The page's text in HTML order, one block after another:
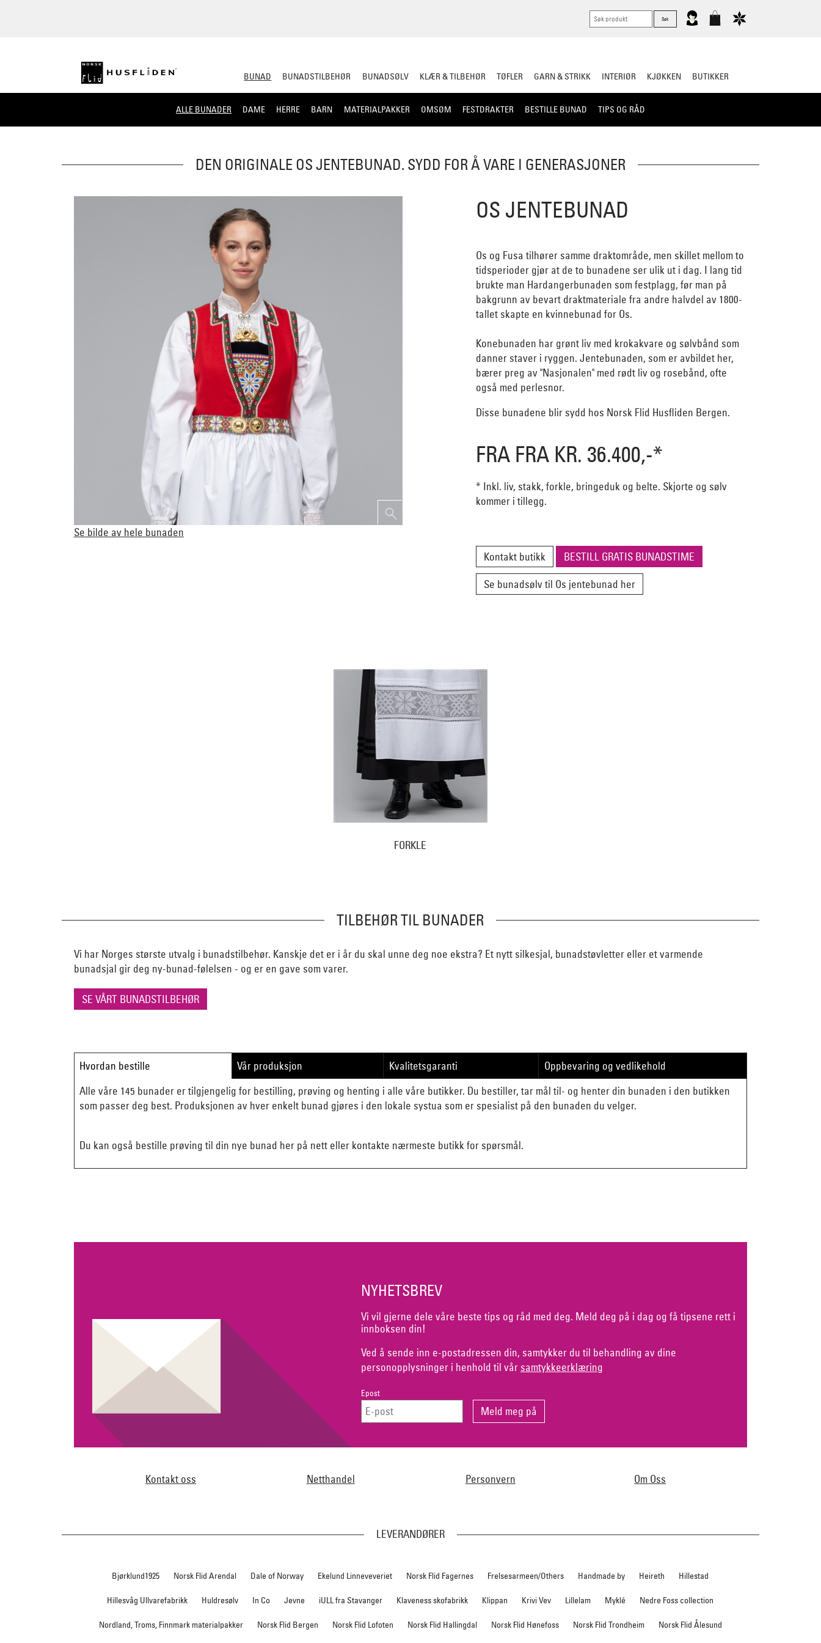
BUNAD
ALLE BUNADER DAME HERRE BARN MATERIALPAKKER OMSØM FESTDRAKTER BESTILLE BUNAD TIPS OG RÅD
BUNADSTILBEHØR BUNADSØLV KLÆR & TILBEHØR TØFLER GARN & STRIKK INTERIØR KJØKKEN BUTIKKER
DEN ORIGINALE OS JENTEBUNAD. SYDD FOR Å VARE I GENERASJONER
Se bilde av hele bunaden
OS JENTEBUNAD
Os og Fusa tilhører samme draktområde, men skillet mellom to
tidsperioder gjør at de to bunadene ser ulik ut i dag. I lang tid
brukte man Hardangerbunaden som festplagg, før man på
bakgrunn av bevart draktmateriale fra andre halvdel av 1800-
tallet skapte en kvinnebunad for Os.
Konebunaden har grønt liv med krokakvare og sølvbånd som
danner staver i ryggen. Jentebunaden, som er avbildet her,
bærer preg av "Nasjonalen" med rødt liv og rosebånd, ofte
også med perlesnor.
Disse bunadene blir sydd hos Norsk Flid Husfliden Bergen.
FRA FRA KR. 36.400,-*
* Inkl. liv, stakk, forkle, bringeduk og belte. Skjorte og sølv
kommer i tillegg.
Kontakt butikk BESTILL GRATIS BUNADSTIME
Se bunadsølv til Os jentebunad her
FORKLE
TILBEHØR TIL BUNADER
Vi har Norges største utvalg i bunadstilbehør. Kanskje det er i år du skal unne deg noe ekstra? Et nytt silkesjal, bunadstøvletter eller et varmende
bunadsjal gir deg ny-bunad-følelsen - og er en gave som varer.
SE VÅRT BUNADSTILBEHØR
Hvordan bestille Vår produksjon Kvalitetsgaranti
Oppbevaring og vedlikehold
Alle våre 145 bunader er tilgjengelig for bestilling, prøving og henting i alle våre butikker. Du bestiller, tar mål til- og henter din bunaden i den butikken
som passer deg best. Produksjonen av hver enkelt bunad gjøres i den lokale systua som er spesialist på den bunaden du velger.
Du kan også bestille prøving til din nye bunad her på nett eller kontakte nærmeste butikk for spørsmål.
NYHETSBREV
Vi vil gjerne dele våre beste tips og råd med deg. Meld deg på i dag og få tipsene rett i
innboksen din!
Ved å sende inn e-postadressen din, samtykker du til behandling av dine
personopplysninger i henhold til vår samtykkeerklæring
Epost
Kontakt oss Netthandel Personvern Om Oss
LEVERANDØRER
Bjørklund1925 Norsk Flid Arendal Dale of Norway Ekelund Linneveveriet Norsk Flid Fagernes Frelsesarmeen/Others Handmade by Heireth Hillestad
Hillesvåg Ullvarefabrikk Huldresølv In Co Jevne iULL fra Stavanger Klaveness skofabrikk Klippan Krivi Vev Lillelam Myklé Nedre Foss collection
Nordland, Troms, Finnmark materialpakker Norsk Flid Bergen Norsk Flid Lofoten Norsk Flid Hallingdal Norsk Flid Hønefoss Norsk Flid Trondheim Norsk Flid Ålesund